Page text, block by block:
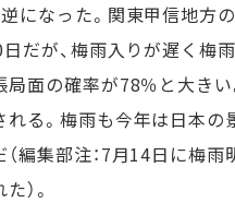
になった。関東甲信地方
だが、梅雨入りが遅く梅
局面の確率が78％と大き
れる。梅雨も今年は日本の
（編集部注：7月14日に梅
）。